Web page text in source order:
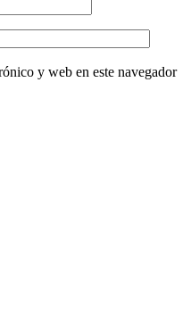
y web en este navegador